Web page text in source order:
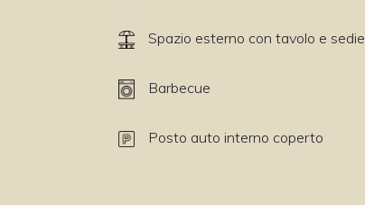
Spazio esterno con tavolo e sedie
Barbecue
Posto auto interno coperto